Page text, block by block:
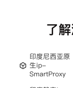
了
印度尼西亚原
生ip-
SmartProxy